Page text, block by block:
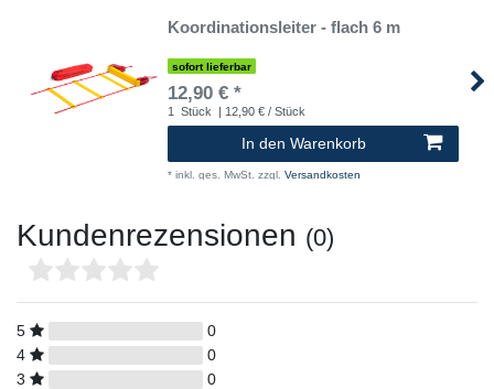
Koordinationsleiter - flach 6 m
sofort lieferbar
12,90 € *
1 Stück | 12,90 € / Stück
In den Warenkorb
* inkl. ges. MwSt. zzgl. Versandkosten
Kundenrezensionen (0)
5
0
4
0
3
0